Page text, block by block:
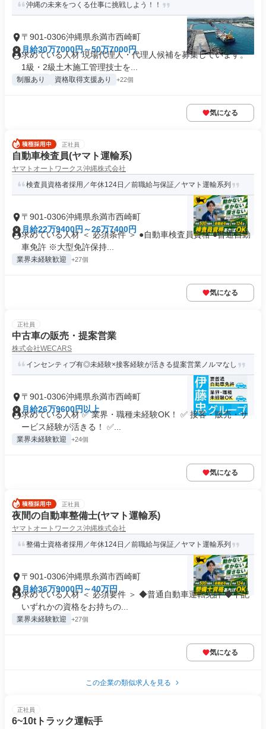
沖縄の未来をつくる仕事に挑戦しよう！！
〒901-0306沖縄県糸満市西崎町
月給30万7000円～50万7000円
求めている人材 現場代理人・代理人候補を募集しています。
1級・2級土木施工管理技士を...
制服あり 資格取得支援あり +22個
気になる
正社員
自動車検査員(ヤマト運輸系)
ヤマトオートワークス沖縄株式会社
検査員資格者採用／年休124日／前職給与保証／ヤマト運輸系列
〒901-0306沖縄県糸満市西崎町
月給22万9400円～26万7400円
求めている人材 ＜ 必須条件 ＞ ●自動車検査員資格 ●普通自動
車免許 ※大型免許保持...
業界未経験歓迎 +27個
気になる
正社員
中古車の販売・提案営業
株式会社WECARS
インセンティブ有◎未経験×接客経験が活きる提案営業ノルマなし
〒901-0306沖縄県糸満市西崎町
月給26万9600円以上
求めている人材 ✅ 業界・職種未経験OK！ ✅ 接客・販売・サ
ービス経験が活きる！ ✅...
業界未経験歓迎 +24個
気になる
正社員
夜間の自動車整備士(ヤマト運輸系)
ヤマトオートワークス沖縄株式会社
整備士資格者採用／年休124日／前職給与保証／ヤマト運輸系列
〒901-0306沖縄県糸満市西崎町
月給36万9000円～40万円
求めている人材 ＜ 必須要件 ＞ ◆普通自動車運転免許 ◆下記
いずれかの資格をお持ちの...
業界未経験歓迎 +27個
気になる
この企業の類似求人を見る
正社員
6~10tトラック運転手